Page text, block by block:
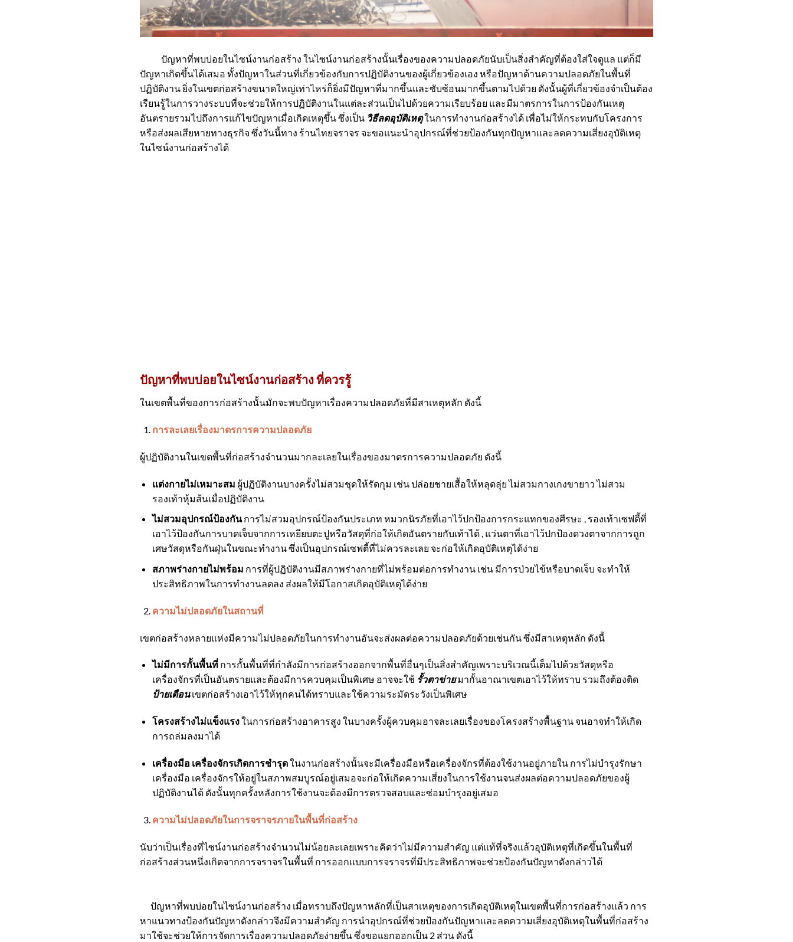
ปัญหาที่พบบ่อยในไซน์งานก่อสร้าง ในไซน์งานก่อสร้างนั้นเรื่องของความปลอดภัยนับเป็นสิ่งสำคัญที่ต้องใส่ใจดูแล แต่ก็มี
ปัญหาเกิดขึ้นได้เสมอ ทั้งปัญหาในส่วนที่เกี่ยวข้องกับการปฏิบัติงานของผู้เกี่ยวข้องเอง หรือปัญหาด้านความปลอดภัยในพื้นที่
ปฏิบัติงาน ยิ่งในเขตก่อสร้างขนาดใหญ่เท่าไหร่ก็ยิ่งมีปัญหาที่มากขึ้นและซับซ้อนมากขึ้นตามไปด้วย ดังนั้นผู้ที่เกี่ยวข้องจำเป็นต้อง
เรียนรู้ในการวางระบบที่จะช่วยให้การปฏิบัติงานในแต่ละส่วนเป็นไปด้วยความเรียบร้อย และมีมาตรการในการป้องกันเหตุ
อันตรายรวมไปถึงการแก้ไขปัญหาเมื่อเกิดเหตุขึ้น ซึ่งเป็น วิธีลดอุบัติเหตุในการทำงานก่อสร้างได้ เพื่อไม่ให้กระทบกับโครงการ
หรือส่งผลเสียหายทางธุรกิจ ซึ่งวันนี้ทาง ร้านไทยจราจร จะขอแนะนำอุปกรณ์ที่ช่วยป้องกันทุกปัญหาและลดความเสี่ยงอุบัติเหตุ
ในไซน์งานก่อสร้างได้
ปัญหาที่พบบ่อยในไซน์งานก่อสร้าง ที่ควรรู้
ในเขตพื้นที่ของการก่อสร้างนั้นมักจะพบปัญหาเรื่องความปลอดภัยที่มีสาเหตุหลัก ดังนี้
การละเลยเรื่องมาตรการความปลอดภัย
ผู้ปฏิบัติงานในเขตพื้นที่ก่อสร้างจำนวนมากละเลยในเรื่องของมาตรการความปลอดภัย ดังนี้
แต่งกายไม่เหมาะสม ผู้ปฏิบัติงานบางครั้งไม่สวมชุดให้รัดกุม เช่น ปล่อยชายเสื้อให้หลุดลุ่ย ไม่สวมกางเกงขายาว ไม่สวม
รองเท้าหุ้มส้นเมื่อปฏิบัติงาน
ไม่สวมอุปกรณ์ป้องกันการไม่สวมอุปกรณ์ป้องกันประเภท หมวกนิรภัยที่เอาไว้ปกป้องการกระแทกของศีรษะ , รองเท้าเซฟตี้ที่
เอาไว้ป้องกันการบาดเจ็บจากการเหยียบตะปูหรือวัสดุที่ก่อให้เกิดอันตรายกับเท้าได้ , แว่นตาที่เอาไว้ปกป้องดวงตาจากการถูก
เศษวัสดุหรือกันฝุ่นในขณะทำงาน ซึ่งเป็นอุปกรณ์เซฟตี้ที่ไม่ควรละเลย จะก่อให้เกิดอุบัติเหตุได้ง่าย
สภาพร่างกายไม่พร้อม การที่ผู้ปฏิบัติงานมีสภาพร่างกายที่ไม่พร้อมต่อการทำงาน เช่น มีการป่วยไข้หรือบาดเจ็บ จะทำให้
ประสิทธิภาพในการทำงานลดลง ส่งผลให้มีโอกาสเกิดอุบัติเหตุได้ง่าย
ความไม่ปลอดภัยในสถานที่
เขตก่อสร้างหลายแห่งมีความไม่ปลอดภัยในการทำงานอันจะส่งผลต่อความปลอดภัยด้วยเช่นกัน ซึ่งมีสาเหตุหลัก ดังนี้
ไม่มีการกั้นพื้นที่ การกั้นพื้นที่ที่กำลังมีการก่อสร้างออกจากพื้นที่อื่นๆเป็นสิ่งสำคัญเพราะบริเวณนี้เต็มไปด้วยวัสดุหรือ
เครื่องจักรที่เป็นอันตรายและต้องมีการควบคุมเป็นพิเศษ อาจจะใช้ รั้วตาข่าย มากั้นอาณาเขตเอาไว้ให้ทราบ รวมถึงต้องติด
ป้ายเตือนเขตก่อสร้างเอาไว้ให้ทุกคนได้ทราบและใช้ความระมัดระวังเป็นพิเศษ
โครงสร้างไม่แข็งแรงในการก่อสร้างอาคารสูง ในบางครั้งผู้ควบคุมอาจละเลยเรื่องของโครงสร้างพื้นฐาน จนอาจทำให้เกิด
การถล่มลงมาได้
เครื่องมือ เครื่องจักรเกิดการชำรุดในงานก่อสร้างนั้นจะมีเครื่องมือหรือเครื่องจักรที่ต้องใช้งานอยู่ภายใน การไม่บำรุงรักษา
เครื่องมือ เครื่องจักรให้อยู่ในสภาพสมบูรณ์อยู่เสมอจะก่อให้เกิดความเสี่ยงในการใช้งานจนส่งผลต่อความปลอดภัยของผู้
ปฏิบัติงานได้ ดังนั้นทุกครั้งหลังการใช้งานจะต้องมีการตรวจสอบและซ่อมบำรุงอยู่เสมอ
ความไม่ปลอดภัยในการจราจรภายในพื้นที่ก่อสร้าง
นับว่าเป็นเรื่องที่ไซน์งานก่อสร้างจำนวนไม่น้อยละเลยเพราะคิดว่าไม่มีความสำคัญ แต่แท้ที่จริงแล้วอุบัติเหตุที่เกิดขึ้นในพื้นที่
ก่อสร้างส่วนหนึ่งเกิดจากการจราจรในพื้นที่ การออกแบบการจราจรที่มีประสิทธิภาพจะช่วยป้องกันปัญหาดังกล่าวได้
ปัญหาที่พบบ่อยในไซน์งานก่อสร้าง เมื่อทราบถึงปัญหาหลักที่เป็นสาเหตุของการเกิดอุบัติเหตุในเขตพื้นที่การก่อสร้างแล้ว การ
หาแนวทางป้องกันปัญหาดังกล่าวจึงมีความสำคัญ การนำอุปกรณ์ที่ช่วยป้องกันปัญหาและลดความเสี่ยงอุบัติเหตุในพื้นที่ก่อสร้าง
มาใช้จะช่วยให้การจัดการเรื่องความปลอดภัยง่ายขึ้น ซึ่งขอแยกออกเป็น 2 ส่วน ดังนี้